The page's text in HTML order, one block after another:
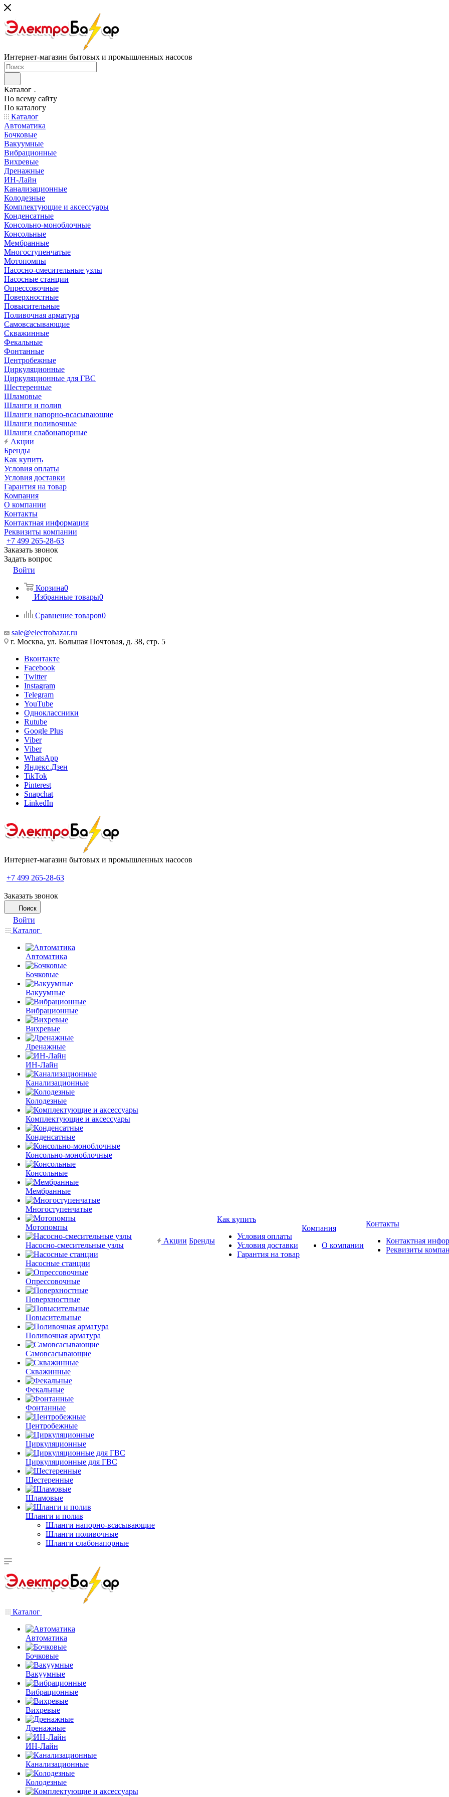
Интернет-магазин бытовых и промышленных насосов
Каталог
По всему сайту
По каталогу
Каталог
Автоматика
Бочковые
Вакуумные
Вибрационные
Вихревые
Дренажные
ИН-Лайн
Канализационные
Колодезные
Комплектующие и аксессуары
Конденсатные
Консольно-моноблочные
Консольные
Мембранные
Многоступенчатые
Мотопомпы
Насосно-смесительные узлы
Насосные станции
Опрессовочные
Поверхностные
Повысительные
Поливочная арматура
Самовсасывающие
Скважинные
Фекальные
Фонтанные
Центробежные
Циркуляционные
Циркуляционные для ГВС
Шестеренные
Шламовые
Шланги и полив
Шланги напорно-всасывающие
Шланги поливочные
Шланги слабонапорные
Акции
Бренды
Как купить
Условия оплаты
Условия доставки
Гарантия на товар
Компания
О компании
Контакты
Контактная информация
Реквизиты компании
+7 499 265-28-63
Заказать звонок
Задать вопрос
Войти
Корзина0
Избранные товары0
Сравнение товаров0
sale@electrobazar.ru
г. Москва, ул. Большая Почтовая, д. 38, стр. 5
Вконтакте
Facebook
Twitter
Instagram
Telegram
YouTube
Одноклассники
Rutube
Google Plus
Viber
Viber
WhatsApp
Яндекс.Дзен
TikTok
Pinterest
Snapchat
LinkedIn
Интернет-магазин бытовых и промышленных насосов
+7 499 265-28-63
Заказать звонок
Поиск
Войти
Каталог
Автоматика
Бочковые
Вакуумные
Вибрационные
Вихревые
Дренажные
ИН-Лайн
Канализационные
Колодезные
Комплектующие и аксессуары
Конденсатные
Консольно-моноблочные
Консольные
Мембранные
Многоступенчатые
Мотопомпы
Насосно-смесительные узлы
Насосные станции
Опрессовочные
Поверхностные
Повысительные
Поливочная арматура
Самовсасывающие
Скважинные
Фекальные
Фонтанные
Центробежные
Циркуляционные
Циркуляционные для ГВС
Шестеренные
Шламовые
Шланги и полив
Шланги напорно-всасывающие
Шланги поливочные
Шланги слабонапорные
Акции Бренды
Как купить
Условия оплаты
Условия доставки
Гарантия на товар
Компания
О компании
Контакты
Контактная
Реквизиты
Каталог
Автоматика
Бочковые
Вакуумные
Вибрационные
Вихревые
Дренажные
ИН-Лайн
Канализационные
Колодезные